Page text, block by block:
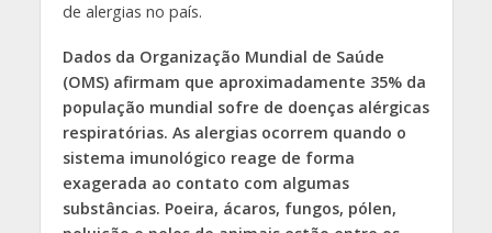
de alergias no país.
Dados da Organização Mundial de Saúde
(OMS) afirmam que aproximadamente 35% da
população mundial sofre de doenças alérgicas
respiratórias. As alergias ocorrem quando o
sistema imunológico reage de forma
exagerada ao contato com algumas
substâncias. Poeira, ácaros, fungos, pólen,